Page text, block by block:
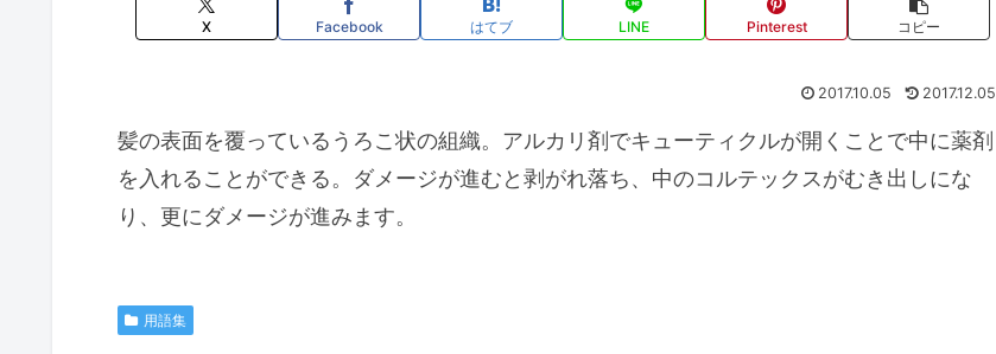
X Facebook はてブ LINE Pinterest コピー
2017.10.05 2017.12.05
髪の表面を覆っているうろこ状の組織。アルカリ剤でキューティクルが開くことで中に薬剤
を入れることができる。ダメージが進むと剥がれ落ち、中のコルテックスがむき出しにな
り、更にダメージが進みます。
用語集